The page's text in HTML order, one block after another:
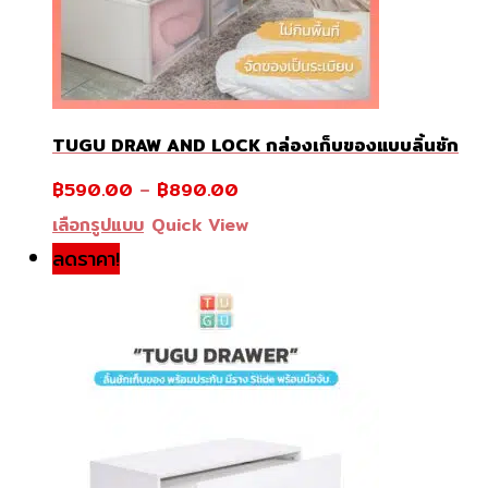
TUGU DRAW AND LOCK กล่องเก็บของแบบลิ้นชัก
฿590.00 – ฿890.00
เลือกรูปแบบ This
multiple
variants.
The
may
Quick View
ลดราคา!